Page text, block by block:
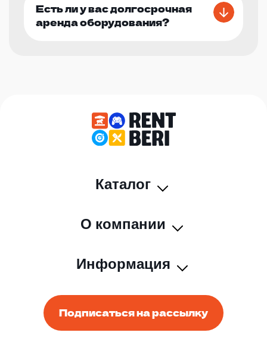
Есть ли у вас долгосрочная
аренда оборудования?
Каталог
О компании
Информация
Подписаться на рассылку